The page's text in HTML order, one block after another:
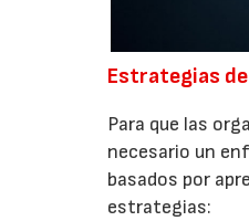
Estrategias
Para que las
necesario un
basados por
estrategias: